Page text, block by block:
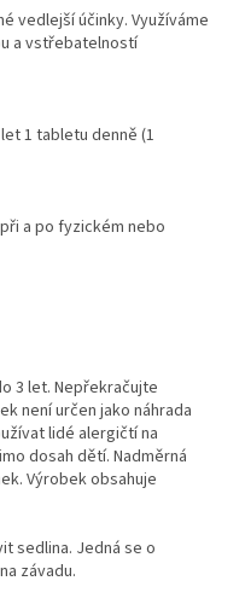
vedlejší účinky. Využíváme
a vstřebatelností
1 tabletu denně (1
a po fyzickém nebo
3 let. Nepřekračujte
není určen jako náhrada
lidé alergičtí na
dosah dětí. Nadměrná
Výrobek obsahuje
sedlina. Jedná se o
závadu.